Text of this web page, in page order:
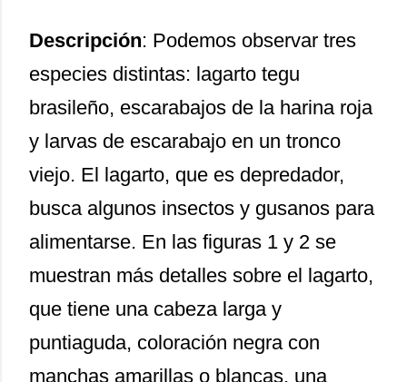
Descripción: Podemos observar tres
especies distintas: lagarto tegu
brasileño, escarabajos de la harina roja
y larvas de escarabajo en un tronco
viejo. El lagarto, que es depredador,
busca algunos insectos y gusanos para
alimentarse. En las figuras 1 y 2 se
muestran más detalles sobre el lagarto,
que tiene una cabeza larga y
puntiaguda, coloración negra con
manchas amarillas o blancas, una